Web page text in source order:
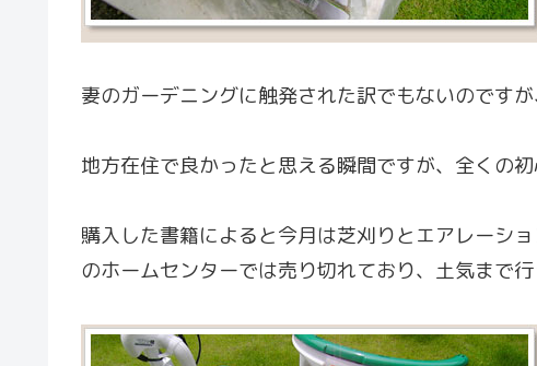
妻のガーデニングに触発された訳でもないのです
地方在住で良かったと思える瞬間ですが、全くの
購入した書籍によると今月は芝刈りとエアレーシ
のホームセンターでは売り切れており、土気まで